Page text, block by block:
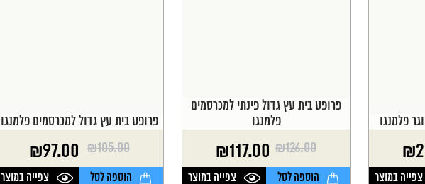
פלמנגו
₪
צפייה במוצר
פרופט בית עץ גדול פינתי למכרסמים
פלמנגו
₪126.00
המחיר
המקורי
₪117.00
המחיר
הנוכחי
הוספה לסל צפייה במוצר
פרופט בית עץ גדול למכרסמים פלמנגו
₪105.00
המחיר
המקורי
₪97.00
המחיר
הנוכחי
הוספה לסל צפייה במוצר